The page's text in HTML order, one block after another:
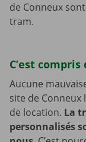
de Conneux
tram.
C’est
Aucune
site de
de location. La
personnalisés